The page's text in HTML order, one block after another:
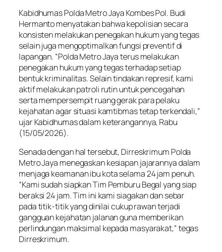
Kabidhumas Polda Metro Jaya Kombes Pol. Budi
Hermanto menyatakan bahwa kepolisian secara
konsisten melakukan penegakan hukum yang tegas
selain juga mengoptimalkan fungsi preventif di
lapangan. “Polda Metro Jaya terus melakukan
penegakan hukum yang tegas terhadap setiap
bentuk kriminalitas. Selain tindakan represif, kami
aktif melakukan patroli rutin untuk pencegahan
serta mempersempit ruang gerak para pelaku
kejahatan agar situasi kamtibmas tetap terkendali,”
ujar Kabidhumas dalam keterangannya, Rabu
(15/05/2026).
Senada dengan hal tersebut, Dirreskrimum Polda
Metro Jaya menegaskan kesiapan jajarannya dalam
menjaga keamanan ibu kota selama 24 jam penuh.
“Kami sudah siapkan Tim Pemburu Begal yang siap
beraksi 24 jam. Tim ini kami siagakan dan sebar
pada titik-titik yang dinilai cukup rawan terjadi
gangguan kejahatan jalanan guna memberikan
perlindungan maksimal kepada masyarakat,” tegas
Dirreskrimum.